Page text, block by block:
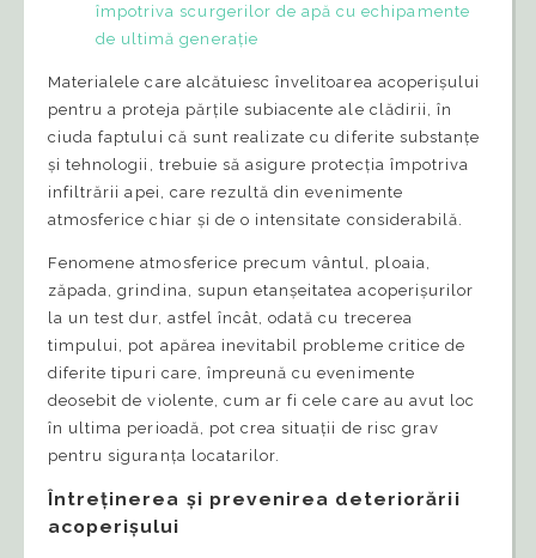
împotriva scurgerilor de apă cu echipamente
de ultimă generație
Materialele care alcătuiesc învelitoarea acoperișului
pentru a proteja părțile subiacente ale clădirii, în
ciuda faptului că sunt realizate cu diferite substanțe
și tehnologii, trebuie să asigure protecția împotriva
infiltrării apei, care rezultă din evenimente
atmosferice chiar și de o intensitate considerabilă.
Fenomene atmosferice precum vântul, ploaia,
zăpada, grindina, supun etanșeitatea acoperișurilor
la un test dur, astfel încât, odată cu trecerea
timpului, pot apărea inevitabil probleme critice de
diferite tipuri care, împreună cu evenimente
deosebit de violente, cum ar fi cele care au avut loc
în ultima perioadă, pot crea situații de risc grav
pentru siguranța locatarilor.
Întreținerea și prevenirea deteriorării
acoperișului